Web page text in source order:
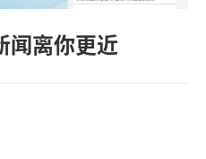
闻离你更近